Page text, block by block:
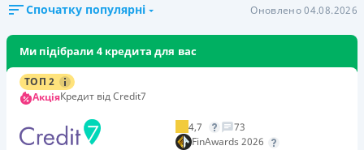
Спочатку популярні Оновлено 04.08.2026
Ми підібрали 4 кредита для вас
ТОП 2
АкціяКредит від Credit7
4,7
73
FinAwards 2026